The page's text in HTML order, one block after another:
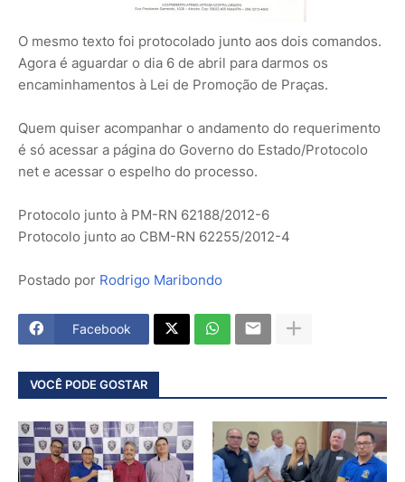
O mesmo texto foi protocolado junto aos dois comandos.
Agora é aguardar o dia 6 de abril para darmos os
encaminhamentos à Lei de Promoção de Praças.
Quem quiser acompanhar o andamento do requerimento
é só acessar a página do Governo do Estado/Protocolo
net e acessar o espelho do processo.
Protocolo junto à PM-RN 62188/2012-6
Protocolo junto ao CBM-RN 62255/2012-4
Postado por Rodrigo Maribondo
Facebook
VOCÊ PODE GOSTAR